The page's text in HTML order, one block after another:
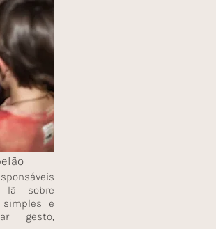
lã sobre
simples e
gesto,